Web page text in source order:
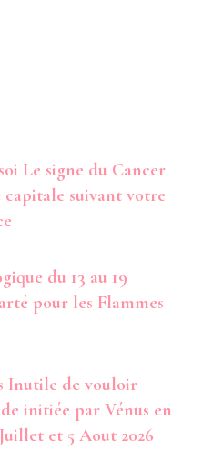
Le signe du Cancer
suivant votre
du 13 au 19
pour les Flammes
Inutile de vouloir
initiée par Vénus en
et 5 Aout 2026